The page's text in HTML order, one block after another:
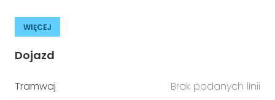
WIĘCEJ
Dojazd
Tramwaj
Brak podanych linii